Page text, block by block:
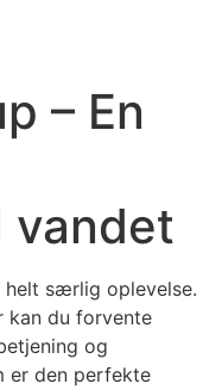
– En
vandet
helt særlig oplevelse.
kan du forvente
og
er den perfekte